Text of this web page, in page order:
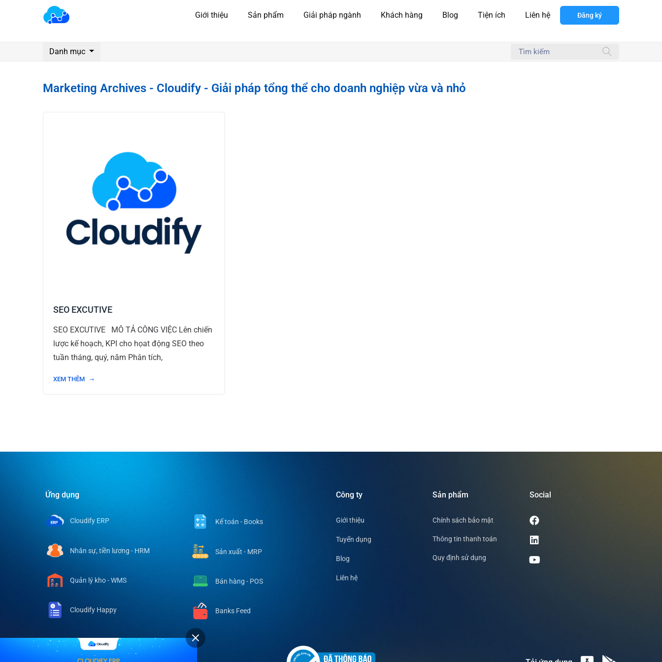
Giới thiệu Sản phẩm Giải pháp ngành Khách hàng Blog Tiện ích Liên hệ Đăng ký
Danh mục
Marketing Archives - Cloudify - Giải pháp tổng thể cho doanh nghiệp vừa và nhỏ
SEO EXCUTIVE
SEO EXCUTIVE MÔ TẢ CÔNG VIỆC Lên chiến
lược kế hoạch, KPI cho họat động SEO theo
tuần tháng, quý, năm Phân tích,
XEM THÊM
Ứng dụng
Cloudify ERP
Nhân sự, tiền lương - HRM
Quản lý kho - WMS
Cloudify Happy
Kế toán - Books
Sản xuất - MRP
Bán hàng - POS
Banks Feed
Công ty
Giới thiệu
Tuyển dụng
Blog
Liên hệ
Sản phẩm
Chính sách bảo mật
Thông tin thanh toán
Quy định sử dụng
Social